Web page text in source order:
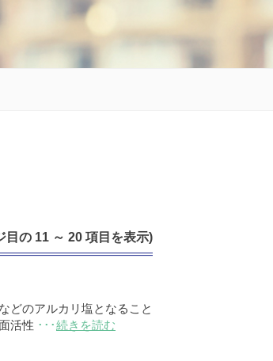
目の 11 ～ 20 項目を表示)
どのアルカリ塩となること
活性 ･･･続きを読む